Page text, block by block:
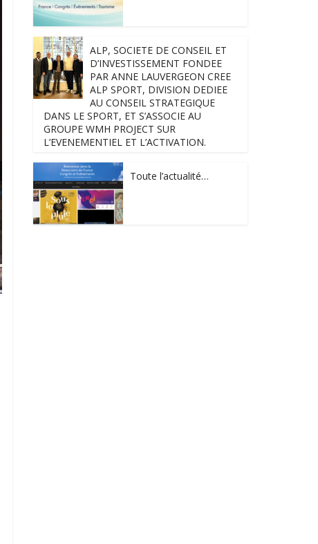
ALP, SOCIETE DE CONSEIL ET
D’INVESTISSEMENT FONDEE
PAR ANNE LAUVERGEON CREE
ALP SPORT, DIVISION DEDIEE
AU CONSEIL STRATEGIQUE
DANS LE SPORT, ET S’ASSOCIE AU
GROUPE WMH PROJECT SUR
L’EVENEMENTIEL ET L’ACTIVATION.
Toute l’actualité…